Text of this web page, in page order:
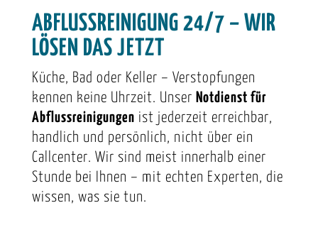
ABFLUSSREINIGUNG 24/7 – WIR
LÖSEN DAS JETZT
Küche, Bad oder Keller – Verstopfungen
kennen keine Uhrzeit. Unser Notdienst für
Abflussreinigungen ist jederzeit erreichbar,
handlich und persönlich, nicht über ein
Callcenter. Wir sind meist innerhalb einer
Stunde bei Ihnen – mit echten Experten, die
wissen, was sie tun.